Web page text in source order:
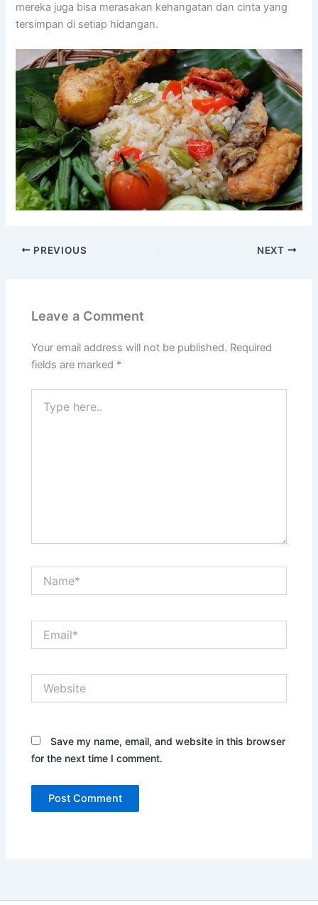
mereka juga bisa merasakan kehangatan dan cinta yang
tersimpan di setiap hidangan.
PREVIOUS NEXT
Leave a Comment
Your email address will not be published. Required
fields are marked *
here..
Save my name, email, and website in this browser
for the next time I comment.